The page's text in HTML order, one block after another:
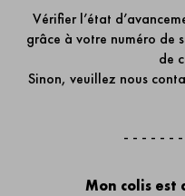
Vérifier l’état
grâce à votre numéro de
de
Sinon, veuillez nous
- - - - - -
Mon colis